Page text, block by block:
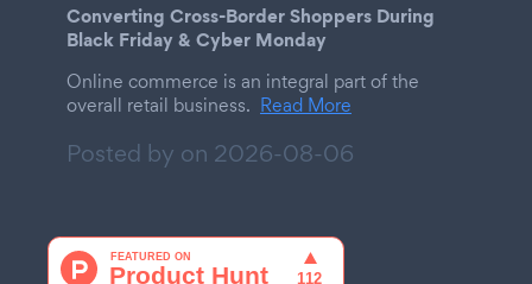
Converting Cross-Border Shoppers During
Black Friday & Cyber Monday
Online commerce is an integral part of the
overall retail business. Read More
Posted by on 2026-08-06